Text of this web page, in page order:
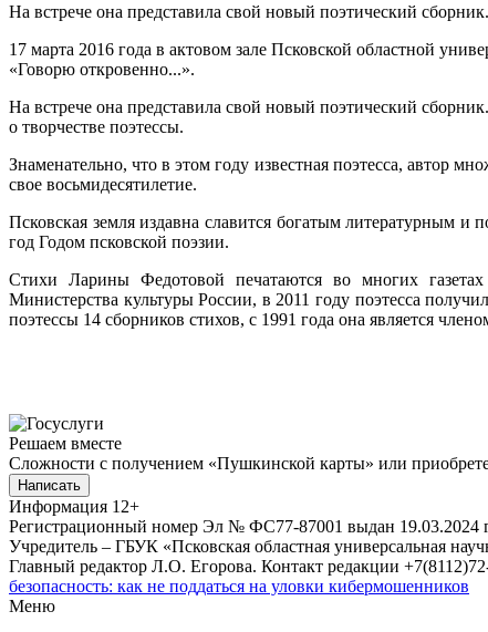
На встрече она представила свой новый поэтический
17 марта 2016 года в актовом зале Псковской областной
«Говорю откровенно...».
На встрече она представила свой новый поэтический
о творчестве поэтессы.
Знаменательно, что в этом году известная поэтесса, автор
свое восьмидесятилетие.
Псковская земля издавна славится богатым литературным и
год Годом псковской поэзии.
Стихи Ларины Федотовой печатаются во многих
Министерства культуры России, в 2011 году поэтесса
поэтессы 14 сборников стихов, с 1991 года она является
Решаем вместе
Сложности с получением «Пушкинской карты» или
Написать
Информация 12+
Регистрационный номер Эл № ФС77-87001 выдан 19.03.2024
Учредитель – ГБУК «Псковская областная универсальная
Главный редактор Л.О. Егорова. Контакт редакции
безопасность: как не поддаться на уловки кибермошенников
Меню